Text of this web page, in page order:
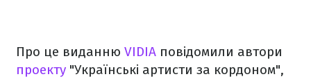
Про це виданню VIDIА повідомили автори
проекту "Українські артисти за кордоном",